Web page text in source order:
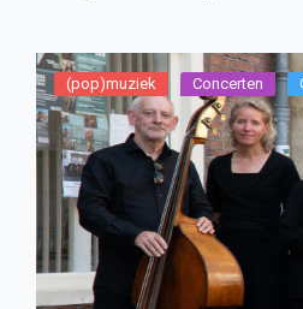
(pop)muziek Concerten